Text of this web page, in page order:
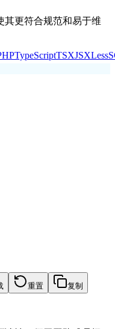
其更符合规范和易于维
TypeScriptTSXJSXLess
重置 复制